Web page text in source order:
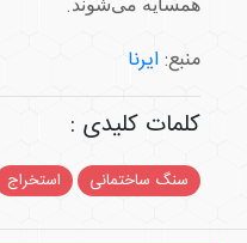
منبع: ایرنا
کلمات کلیدی :
سنگ ساختمانی استخراج